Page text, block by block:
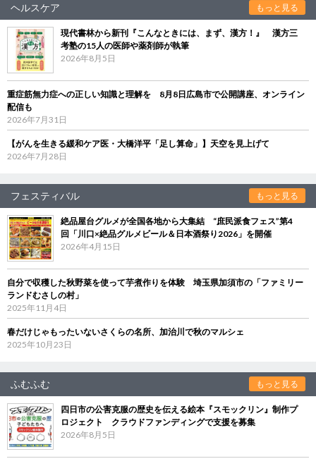
ヘルスケア もっと見る
現代書林から新刊『こんなときには、まず、漢方！』 漢方三
考塾の15人の医師や薬剤師が執筆
2026年8月5日
重症筋無力症への正しい知識と理解を 8月8日広島市で公開講座、オンライン
配信も
2026年7月31日
【がんを生きる緩和ケア医・大橋洋平「足し算命」】天空を見上げて
2026年7月28日
フェスティバル もっと見る
絶品屋台グルメが全国各地から大集結 “庶民派食フェス”第4
回「川口×絶品グルメビール＆日本酒祭り2026」を開催
2026年4月15日
自分で収穫した秋野菜を使って芋煮作りを体験 埼玉県加須市の「ファミリー
ランドむさしの村」
2025年11月4日
春だけじゃもったいないさくらの名所、加治川で秋のマルシェ
2025年10月23日
ふむふむ もっと見る
四日市の公害克服の歴史を伝える絵本『スモックリン』制作プ
ロジェクト クラウドファンディングで支援を募集
2026年8月5日